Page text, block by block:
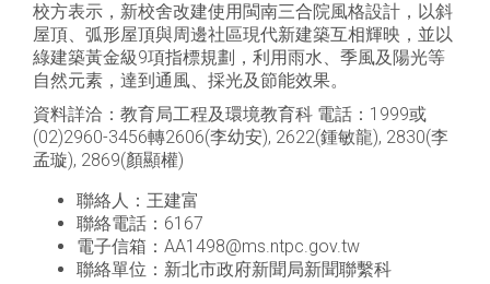
校方表示，新校舍改建使用閩南三合院風格設計，以斜
屋頂、弧形屋頂與周邊社區現代新建築互相輝映，並以
綠建築黃金級9項指標規劃，利用雨水、季風及陽光等
自然元素，達到通風、採光及節能效果。
資料詳洽：教育局工程及環境教育科 電話：1999或
(02)2960-3456轉2606(李幼安), 2622(鍾敏龍), 2830(李
孟璇), 2869(顏顯權)
聯絡人：王建富
聯絡電話：6167
電子信箱：AA1498@ms.ntpc.gov.tw
聯絡單位：新北市政府新聞局新聞聯繫科